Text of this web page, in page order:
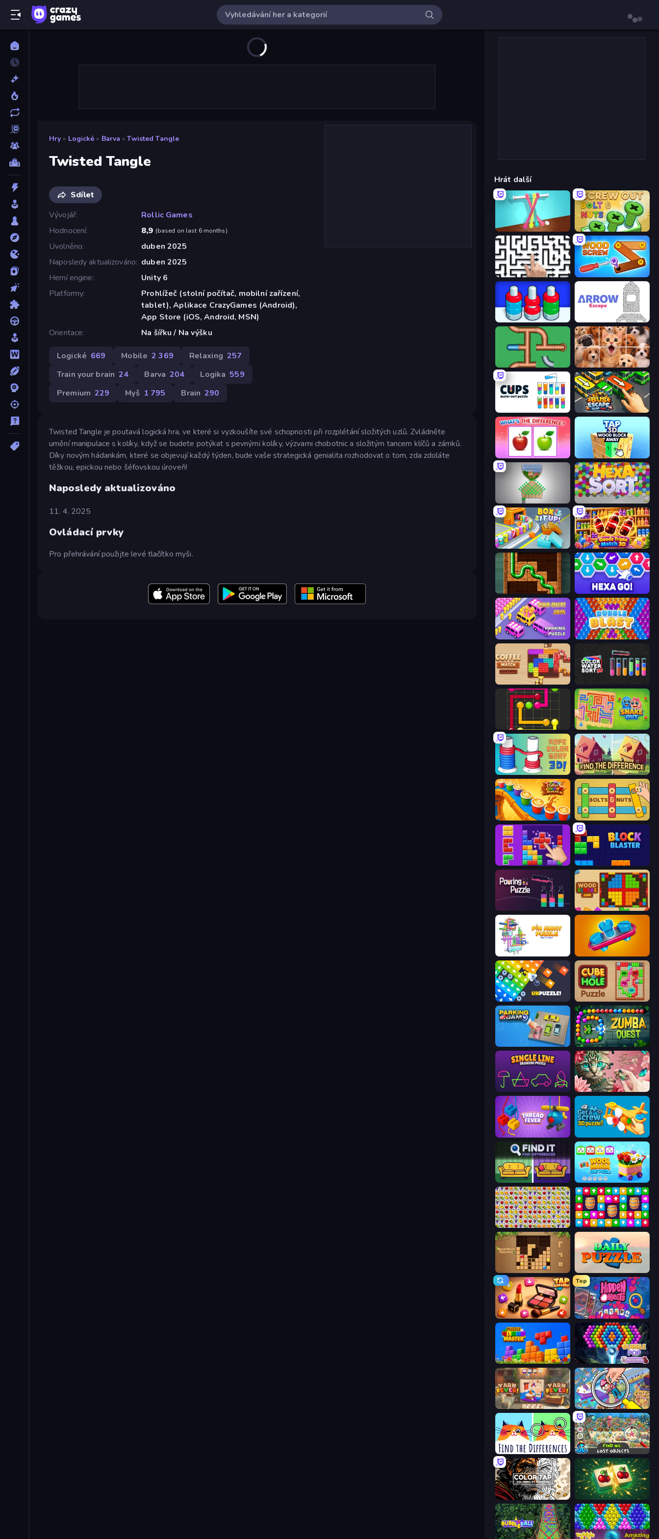
Hry » Logické » Barva » Twisted Tangle
Twisted Tangle
Sdílet
Vývojář
Rollic Games
Hodnocení
8,9 (based on last 6 months)
Uvolněno
duben 2025
Naposledy aktualizováno duben 2025
Herní engine
Unity 6
Platformy
Prohlížeč (stolní počítač, mobilní zařízení,
tablet), Aplikace CrazyGames (Android),
App Store (iOS, Android, MSN)
Orientace
Na šířku / Na výšku
Logické 669 Mobile 2 369 Relaxing 257
Train your brain 24 Barva 204 Logika 559
Premium 229 Myš 1 795 Brain 290
Twisted Tangle je poutavá logická hra, ve které si vyzkoušíte své schopnosti při rozplétání složitých uzlů. Zvládněte
umění manipulace s kolíky, když se budete potýkat s pevnými kolíky, výzvami chobotnic a složitým tancem klíčů a zámků.
Díky novým hádankám, které se objevují každý týden, bude vaše strategická genialita rozhodovat o tom, zda zdoláte
těžkou, epickou nebo šéfovskou úroveň!
Naposledy aktualizováno
11. 4. 2025
Ovládací prvky
Pro přehrávání použijte levé tlačítko myši.
Hrát další
Tangle Master Screw Out: Bolts and Nuts
Arrow Escape: Puzzle Wood Screw: Bolts Puzzle
Arrow Escape
Plumber Pipe Out Jigpic Solitaire
Cups - Water Sort Puzzle Bus Escape: Clear Jam
What's The Difference?
Pull the Pin
Box It Up Goods Triple Match 3D
Pipe Puzzle Hexa GO!
Car OUT! Jam Parking Puzzle Bubble Blast
Flow Mania Snake Out: Maze Escape
Rope Color Sort 3D Find The Difference
Coffee Color Blocks Bolts and Nuts
BlockBuster Puzzle Block Blaster
Wood Blocks Jam
Unscrew Jam 3D
Cube to Hole Puzzle
Zumba Quest
Single Line: Drawing Puzzle Favorite Puzzles
Thread Fever Get a Screw: 3D Puzzle!
Find It - Find The Differences Wool Mania - Sort Puzzle 3D
Same Game Fruit Collapse Tap Away Story
Wood Block Journey
Tap Gallery
Top
Hidden Objects
Puzzle Block Master Bubble Pop Fairyland
Yarn Fever! Unravel Puzzle Seek & Find - Hidden Object Game
Spotti: Find the Differences Find Me: Lost Objects
Color Tap: Coloring by Numbers Mahjong Puzzle: Tile Match